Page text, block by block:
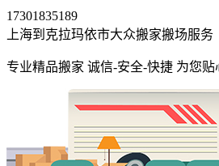
17301835189
上海到克拉玛依市大众搬家搬场服务
专业精品搬家 诚信-安全-快捷 为您贴